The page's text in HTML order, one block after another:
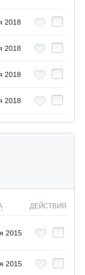
2018
2018
2018
2018
ДЕЙСТВИЯ
2015
2015